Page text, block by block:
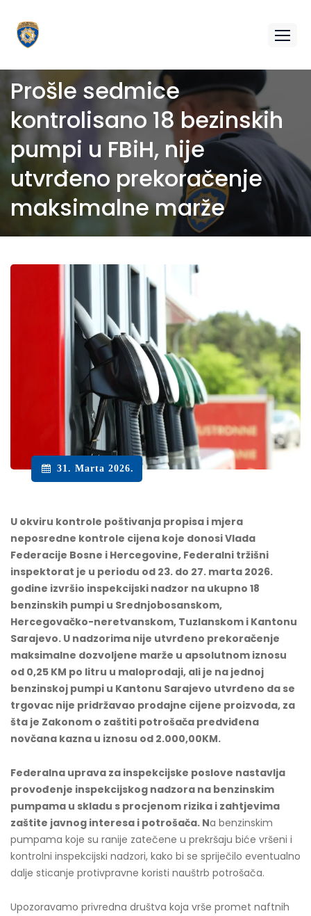
Prošle sedmice
kontrolisano 18 bezinskih
pumpi u FBiH, nije
utvrđeno prekoračenje
maksimalne marže
31. Marta 2026.
U okviru kontrole poštivanja propisa i mjera
neposredne kontrole cijena koje donosi Vlada
Federacije Bosne i Hercegovine, Federalni tržišni
inspektorat je u periodu od 23. do 27. marta 2026.
godine izvršio inspekcijski nadzor na ukupno 18
benzinskih pumpi u Srednjobosanskom,
Hercegovačko-neretvanskom, Tuzlanskom i Kantonu
Sarajevo. U nadzorima nije utvrđeno prekoračenje
maksimalne dozvoljene marže u apsolutnom iznosu
od 0,25 KM po litru u maloprodaji, ali je na jednoj
benzinskoj pumpi u Kantonu Sarajevo utvrđeno da se
trgovac nije pridržavao prodajne cijene proizvoda, za
šta je Zakonom o zaštiti potrošača predviđena
novčana kazna u iznosu od 2.000,00KM.
Federalna uprava za inspekcijske poslove nastavlja
provođenje inspekcijskog nadzora na benzinskim
pumpama u skladu s procjenom rizika i zahtjevima
zaštite javnog interesa i potrošača. Na benzinskim
pumpama koje su ranije zatečene u prekršaju biće vršeni i
kontrolni inspekcijski nadzori, kako bi se spriječilo eventualno
dalje sticanje protivpravne koristi nauštrb potrošača.
Upozoravamo privredna društva koja vrše promet naftnih